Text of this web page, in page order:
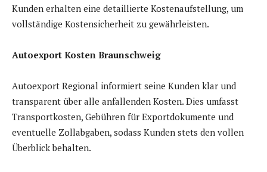
Kunden erhalten eine detaillierte Kostenaufstellung, um
vollständige Kostensicherheit zu gewährleisten.
Autoexport Kosten Braunschweig
Autoexport Regional informiert seine Kunden klar und
transparent über alle anfallenden Kosten. Dies umfasst
Transportkosten, Gebühren für Exportdokumente und
eventuelle Zollabgaben, sodass Kunden stets den vollen
Überblick behalten.